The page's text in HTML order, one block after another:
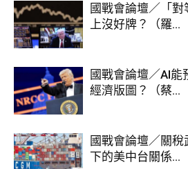
國戰會論壇／「
上沒好牌？（羅...
國戰會論壇／AI能
經濟版圖？（蔡...
國戰會論壇／關
下的美中台關係...